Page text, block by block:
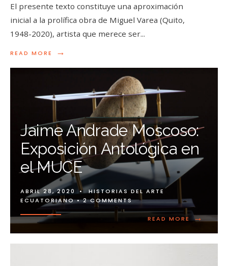
El presente texto constituye una aproximación
inicial a la prolífica obra de Miguel Varea (Quito,
1948-2020), artista que merece ser...
READ MORE →
Jaime Andrade Moscoso:
Exposición Antológica en
el MUCE
ABRIL 28, 2020 •
HISTORIAS DEL ARTE
ECUATORIANO • 2 COMMENTS
READ MORE →